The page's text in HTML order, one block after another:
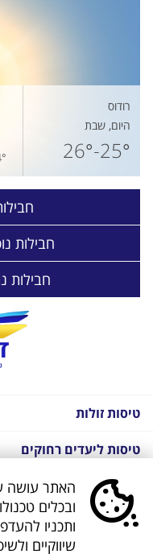
רודוס
היום, שבת
25°-26°
חבילות
חבילות
טיסות זולות
טיסות ליעדים רחוקים
חבילות נופש בחו"ל
חבילות נופש בחו"ל
ובכלים
ותכניו
שיווקיים